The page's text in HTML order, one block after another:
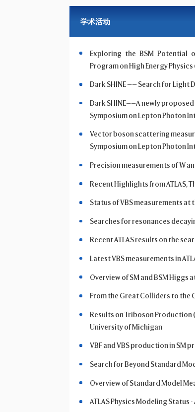
学术活动
Exploring the BSM Potential
Program on High Energy Physics
Dark SHINE —— Search for Light
Dark SHINE——A newly
Symposium on Lepton Photon
Vector boson scattering
Symposium on Lepton Photon
Precision measurements of W
Recent Highlights from ATLAS,
Status of VBS measurements at
Searches for resonances
Recent ATLAS results on the
Latest VBS measurements in
Overview of SM and BSM Higgs
From the Great Colliders to the
Results on Triboson Production
University of Michigan
VBF and VBS production in SM
Search for Beyond Standard
Overview of Standard Model
ATLAS Physics Modeling Status